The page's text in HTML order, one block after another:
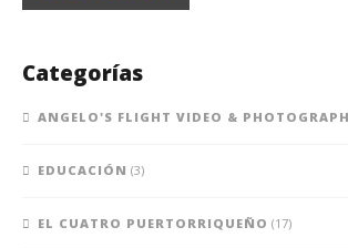
Categorías
ANGELO'S FLIGHT VIDEO &
EDUCACIÓN (3)
EL CUATRO PUERTORRIQUEÑO (17)